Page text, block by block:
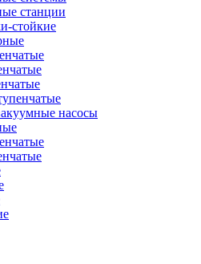
станции
стойкие
насосы